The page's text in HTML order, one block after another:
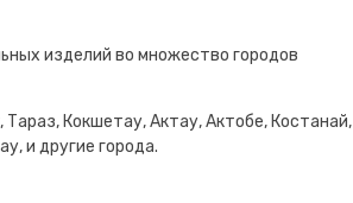
изделий во множество городов
Кокшетау, Актау, Актобе, Костанай,
и другие города.